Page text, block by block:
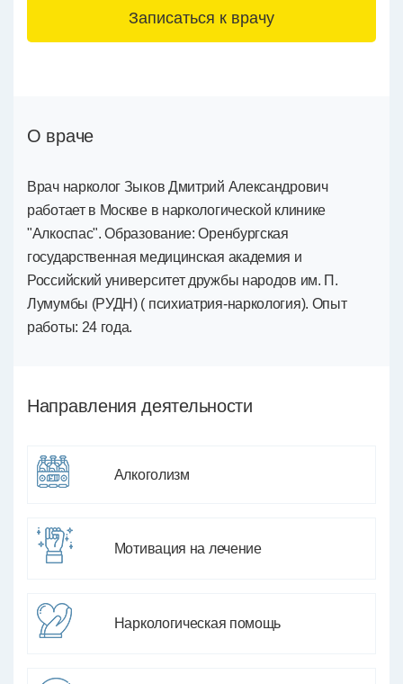
О враче
Врач нарколог Зыков Дмитрий Александрович
работает в Москве в наркологической клинике
"Алкоспас". Образование: Оренбургская
государственная медицинская академия и
Российский университет дружбы народов им. П.
Лумумбы (РУДН) ( психиатрия-наркология). Опыт
работы: 24 года.
Направления деятельности
Алкоголизм
Мотивация на лечение
Наркологическая помощь